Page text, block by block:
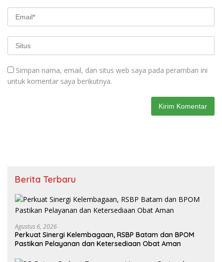
Simpan nama, email, dan situs web saya pada peramban ini
untuk komentar saya berikutnya.
Berita Terbaru
Agustus 6, 2026
Perkuat Sinergi Kelembagaan, RSBP Batam dan BPOM
Pastikan Pelayanan dan Ketersediaan Obat Aman